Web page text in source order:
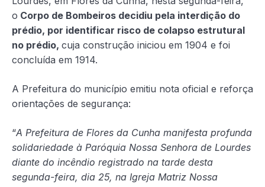
o Corpo de Bombeiros decidiu pela interdição do
prédio, por identificar risco de colapso estrutural
no prédio, cuja construção iniciou em 1904 e foi
concluída em 1914.
A Prefeitura do município emitiu nota oficial e reforça
orientações de segurança:
“A Prefeitura de Flores da Cunha manifesta profunda
solidariedade à Paróquia Nossa Senhora de Lourdes
diante do incêndio registrado na tarde desta
segunda-feira, dia 25, na Igreja Matriz Nossa